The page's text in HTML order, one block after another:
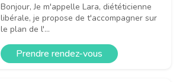
Bonjour, Je m'appelle Lara, diététicienne
libérale, je propose de t'accompagner sur
le plan de l'...
Prendre rendez-vous